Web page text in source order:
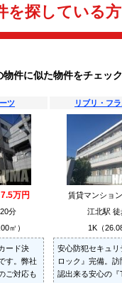
を探している
物件に似た物件をチェック
ツ
7.5万円
分
㎡）
ード決
す。弊社
ご対応も
リブリ・フ
賃貸マンショ
江北駅 徒
1K（
安心防犯セキュリ
ロック』完備。
認出来る安心の『